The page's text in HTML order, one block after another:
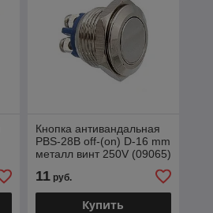
Кнопка антивандальная
PBS-28B off-(on) D-16 mm
металл винт 250V (09065)
11руб.
Купить